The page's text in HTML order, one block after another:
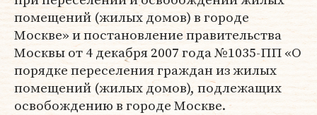
помещений (жилых домов) в городе
Москве» и постановление правительства
Москвы от 4 декабря 2007 года №1035-ПП «О
порядке переселения граждан из жилых
помещений (жилых домов), подлежащих
освобождению в городе Москве.